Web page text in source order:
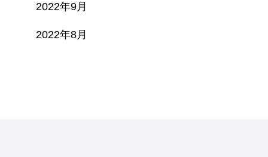
2022年9月
2022年8月